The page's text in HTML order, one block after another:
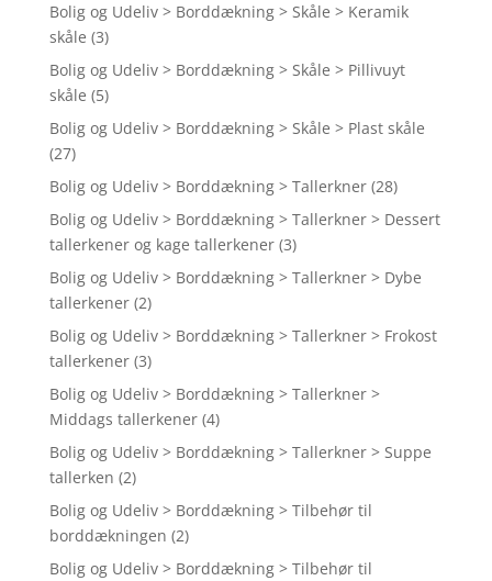
Bolig og Udeliv > Borddækning > Skåle > Keramik
skåle (3)
Bolig og Udeliv > Borddækning > Skåle > Pillivuyt
skåle (5)
Bolig og Udeliv > Borddækning > Skåle > Plast skåle
(27)
Bolig og Udeliv > Borddækning > Tallerkner (28)
Bolig og Udeliv > Borddækning > Tallerkner > Dessert
tallerkener og kage tallerkener (3)
Bolig og Udeliv > Borddækning > Tallerkner > Dybe
tallerkener (2)
Bolig og Udeliv > Borddækning > Tallerkner > Frokost
tallerkener (3)
Bolig og Udeliv > Borddækning > Tallerkner >
Middags tallerkener (4)
Bolig og Udeliv > Borddækning > Tallerkner > Suppe
tallerken (2)
Bolig og Udeliv > Borddækning > Tilbehør til
borddækningen (2)
Bolig og Udeliv > Borddækning > Tilbehør til